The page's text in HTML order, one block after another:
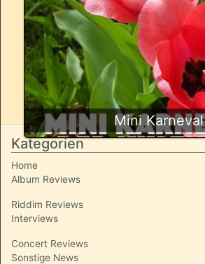
Mini Karneval
Kategorien
Home
Album Reviews
Riddim Reviews
Interviews
Concert Reviews
Sonstige News